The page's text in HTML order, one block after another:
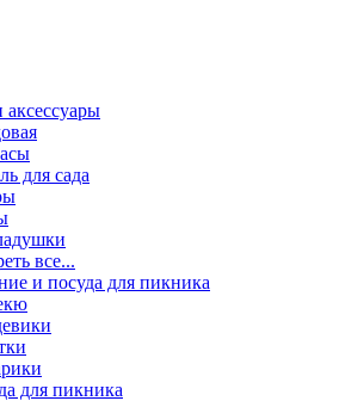
для сада
все...
и посуда для пикника
для пикника